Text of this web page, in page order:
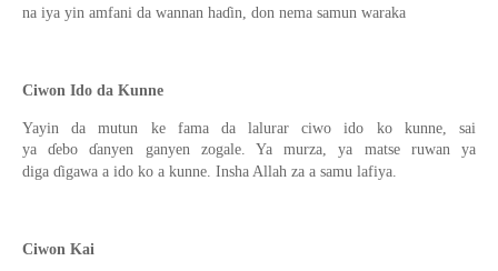
na iya yin amfani da wannan haɗin, don nema samun waraka
Ciwon Ido da Kunne
Yayin da mutun ke fama da lalurar ciwo ido ko kunne, sai
ya ɗebo ɗanyen ganyen zogale. Ya murza, ya matse ruwan ya
diga ɗigawa a ido ko a kunne. Insha Allah za a samu lafiya.
Ciwon Kai